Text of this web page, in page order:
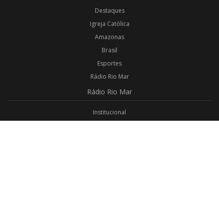
Destaques
Igreja Católica
Amazonas
Brasil
Esportes
Rádio Rio Mar
Rádio Rio Mar
Institucional